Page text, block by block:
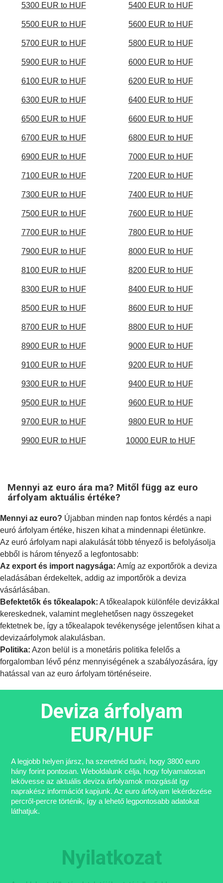
5300 EUR to HUF 5400 EUR to HUF
5500 EUR to HUF 5600 EUR to HUF
5700 EUR to HUF 5800 EUR to HUF
5900 EUR to HUF 6000 EUR to HUF
6100 EUR to HUF 6200 EUR to HUF
6300 EUR to HUF 6400 EUR to HUF
6500 EUR to HUF 6600 EUR to HUF
6700 EUR to HUF 6800 EUR to HUF
6900 EUR to HUF 7000 EUR to HUF
7100 EUR to HUF 7200 EUR to HUF
7300 EUR to HUF 7400 EUR to HUF
7500 EUR to HUF 7600 EUR to HUF
7700 EUR to HUF 7800 EUR to HUF
7900 EUR to HUF 8000 EUR to HUF
8100 EUR to HUF 8200 EUR to HUF
8300 EUR to HUF 8400 EUR to HUF
8500 EUR to HUF 8600 EUR to HUF
8700 EUR to HUF 8800 EUR to HUF
8900 EUR to HUF 9000 EUR to HUF
9100 EUR to HUF 9200 EUR to HUF
9300 EUR to HUF 9400 EUR to HUF
9500 EUR to HUF 9600 EUR to HUF
9700 EUR to HUF 9800 EUR to HUF
9900 EUR to HUF 10000 EUR to HUF
Mennyi az euro ára ma? Mitől függ az euro
árfolyam aktuális értéke?
Mennyi az euro? Újabban minden nap fontos kérdés a napi
euró árfolyam értéke, hiszen kihat a mindennapi életünkre.
Az euró árfolyam napi alakulását több tényező is befolyásolja
ebből is három tényező a legfontosabb:
Az export és import nagysága: Amíg az exportőrök a deviza
eladásában érdekeltek, addig az importőrök a deviza
vásárlásában.
Befektetők és tőkealapok: A tőkealapok különféle devizákkal
kereskednek, valamint meglehetősen nagy összegeket
fektetnek be, így a tőkealapok tevékenysége jelentősen kihat a
devizaárfolymok alakulásban.
Politika: Azon belül is a monetáris politika felelős a
forgalomban lévő pénz mennyiségének a szabályozására, így
hatással van az euro árfolyam történéseire.
Deviza árfolyam
EUR/HUF
A legjobb helyen jársz, ha szeretnéd tudni, hogy 3800 euro
hány forint pontosan. Weboldalunk célja, hogy folyamatosan
lekövesse az aktuális deviza árfolyamok mozgását így
naprakész információt kapjunk. Az euro árfolyam lekérdezése
percről-percre történik, így a lehető legpontosabb adatokat
láthatjuk.
Nyilatkozat